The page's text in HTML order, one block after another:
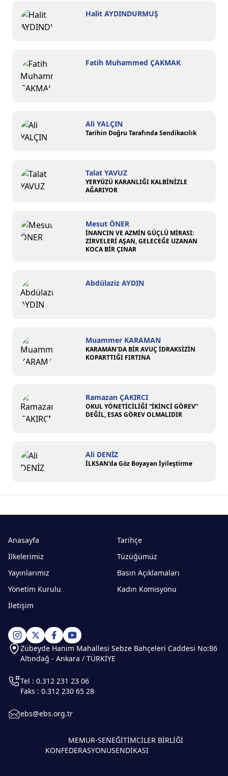
Halit AYDINDURMUŞ
Fatih Muhammed ÇAKMAK
Ali YALÇIN
Tarihin Doğru Tarafında Sendikacılık
Talat YAVUZ
YERYÜZÜ KARANLIĞI KALBİNİZLE
AĞARIYOR
Mesut ÖNER
İNANCIN VE AZMİN GÜÇLÜ MİRASI:
ZİRVELERİ AŞAN, GELECEĞE UZANAN
KOCA BİR ÇINAR
Abdülaziz AYDIN
Muammer KARAMAN
KARAMAN’DA BİR AVUÇ İDRAKSİZİN
KOPARTTIĞI FIRTINA
Ramazan ÇAKIRCI
OKUL YÖNETİCİLİĞİ “İKİNCİ GÖREV”
DEĞİL, ESAS GÖREV OLMALIDIR
Ali DENİZ
İLKSAN’da Göz Boyayan İyileştirme
Anasayfa
Tarihçe
İlkelerimiz
Tüzüğümüz
Yayınlarımız
Basın Açıklamaları
Yönetim Kurulu
Kadın Komisyonu
İletişim
MEMUR-SEN
KONFEDERASYONU
EĞİTİMCİLER BİRLİĞİ
SENDİKASI
Zübeyde Hanım Mahallesi Sebze Bahçeleri Caddesi No:86
Altındağ - Ankara / TÜRKİYE
Tel : 0.312 231 23 06
Faks : 0.312 230 65 28
ebs@ebs.org.tr